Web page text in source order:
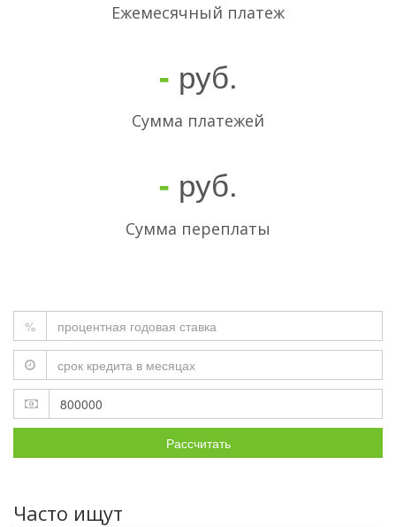
Ежемесячный платеж
- руб.
Cумма платежей
- руб.
Сумма переплаты
%
Рассчитать
Часто ищут